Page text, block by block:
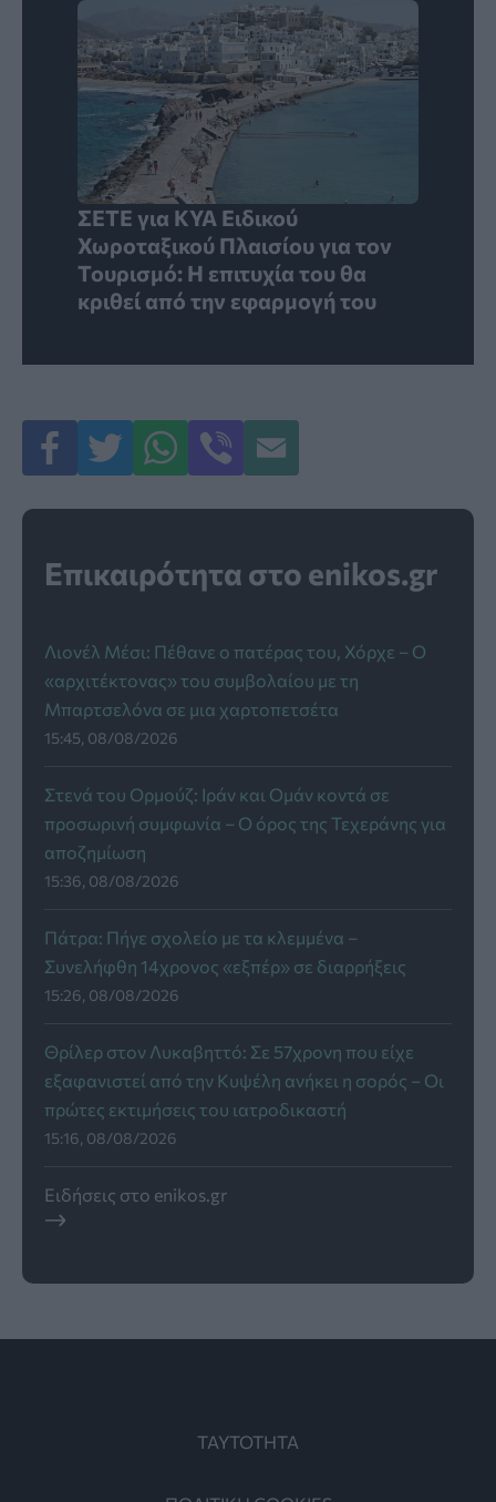
ΣΕΤΕ για ΚΥΑ Ειδικού
Χωροταξικού Πλαισίου για τον
Τουρισμό: Η επιτυχία του θα
κριθεί από την εφαρμογή του
Επικαιρότητα στο enikos.gr
Λιονέλ Μέσι: Πέθανε ο πατέρας του, Χόρχε – Ο
«αρχιτέκτονας» του συμβολαίου με τη
Μπαρτσελόνα σε μια χαρτοπετσέτα
15:45, 08/08/2026
Στενά του Ορμούζ: Ιράν και Ομάν κοντά σε
προσωρινή συμφωνία – Ο όρος της Τεχεράνης για
αποζημίωση
15:36, 08/08/2026
Πάτρα: Πήγε σχολείο με τα κλεμμένα –
Συνελήφθη 14χρονος «εξπέρ» σε διαρρήξεις
15:26, 08/08/2026
Θρίλερ στον Λυκαβηττό: Σε 57χρονη που είχε
εξαφανιστεί από την Κυψέλη ανήκει η σορός – Οι
πρώτες εκτιμήσεις του ιατροδικαστή
15:16, 08/08/2026
Ειδήσεις στο enikos.gr
ΤΑΥΤΟΤΗΤΑ